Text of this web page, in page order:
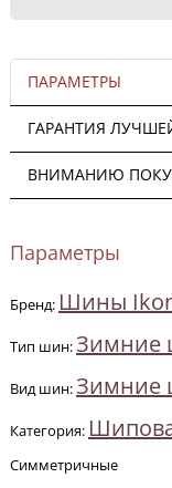
ПАРАМЕТРЫ
ГАРАНТИЯ
ВНИМАНИЮ
Параметры
Бренд: Шины
Тип шин:Зимние
Вид шин:Зимние
Категория:
Симметричные